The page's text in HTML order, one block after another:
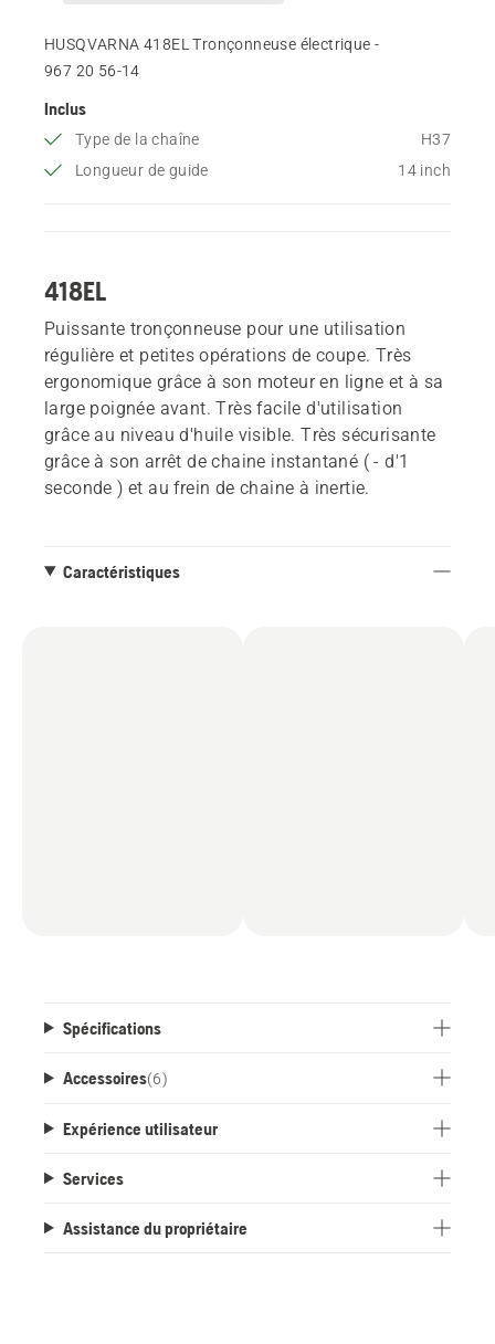
HUSQVARNA 418EL Tronçonneuse électrique -
967 20 56‑14
Inclus
Type de la chaîne
H37
Longueur de guide
14 inch
418EL
Puissante tronçonneuse pour une utilisation
régulière et petites opérations de coupe. Très
ergonomique grâce à son moteur en ligne et à sa
large poignée avant. Très facile d'utilisation
grâce au niveau d'huile visible. Très sécurisante
grâce à son arrêt de chaine instantané ( - d'1
seconde ) et au frein de chaine à inertie.
Caractéristiques
Spécifications
Accessoires(6)
Expérience utilisateur
Services
Assistance du propriétaire